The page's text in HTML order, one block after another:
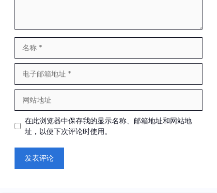
邮
地
址
址
在此浏览器中保存我的显示名称、邮箱地址和网站地
址，以便下次评论时使用。